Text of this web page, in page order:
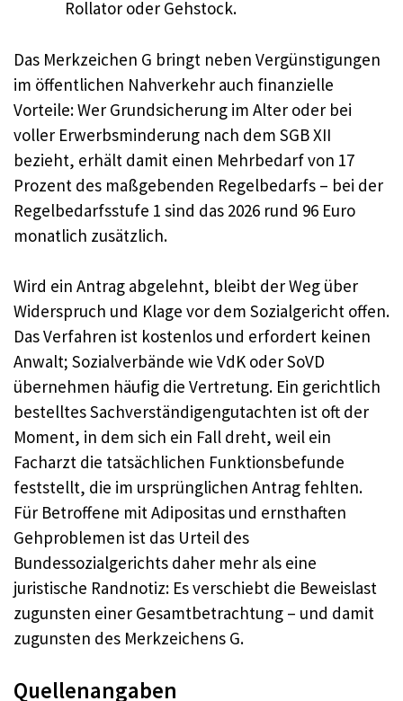
Rollator oder Gehstock.
Das Merkzeichen G bringt neben Vergünstigungen
im öffentlichen Nahverkehr auch finanzielle
Vorteile: Wer Grundsicherung im Alter oder bei
voller Erwerbsminderung nach dem SGB XII
bezieht, erhält damit einen Mehrbedarf von 17
Prozent des maßgebenden Regelbedarfs – bei der
Regelbedarfsstufe 1 sind das 2026 rund 96 Euro
monatlich zusätzlich.
Wird ein Antrag abgelehnt, bleibt der Weg über
Widerspruch und Klage vor dem Sozialgericht offen.
Das Verfahren ist kostenlos und erfordert keinen
Anwalt; Sozialverbände wie VdK oder SoVD
übernehmen häufig die Vertretung. Ein gerichtlich
bestelltes Sachverständigengutachten ist oft der
Moment, in dem sich ein Fall dreht, weil ein
Facharzt die tatsächlichen Funktionsbefunde
feststellt, die im ursprünglichen Antrag fehlten.
Für Betroffene mit Adipositas und ernsthaften
Gehproblemen ist das Urteil des
Bundessozialgerichts daher mehr als eine
juristische Randnotiz: Es verschiebt die Beweislast
zugunsten einer Gesamtbetrachtung – und damit
zugunsten des Merkzeichens G.
Quellenangaben